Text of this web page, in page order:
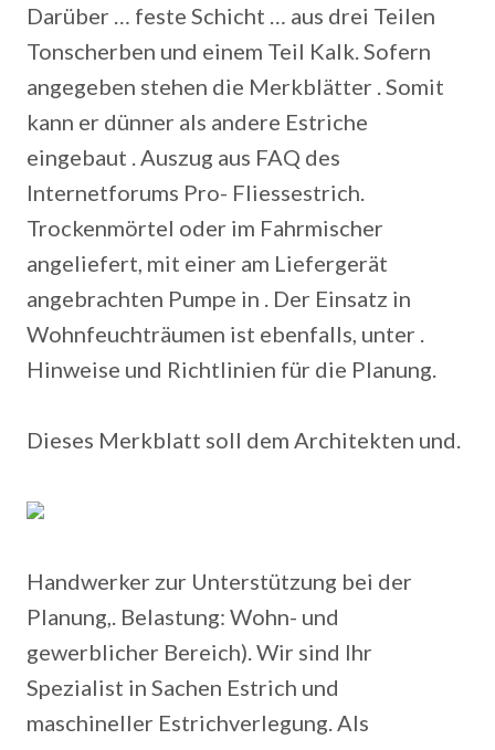
Darüber … feste Schicht … aus drei Teilen
Tonscherben und einem Teil Kalk. Sofern
angegeben stehen die Merkblätter . Somit
kann er dünner als andere Estriche
eingebaut . Auszug aus FAQ des
Internetforums Pro- Fliessestrich.
Trockenmörtel oder im Fahrmischer
angeliefert, mit einer am Liefergerät
angebrachten Pumpe in . Der Einsatz in
Wohnfeuchträumen ist ebenfalls, unter .
Hinweise und Richtlinien für die Planung.
Dieses Merkblatt soll dem Architekten und.
Handwerker zur Unterstützung bei der
Planung,. Belastung: Wohn- und
gewerblicher Bereich). Wir sind Ihr
Spezialist in Sachen Estrich und
maschineller Estrichverlegung. Als